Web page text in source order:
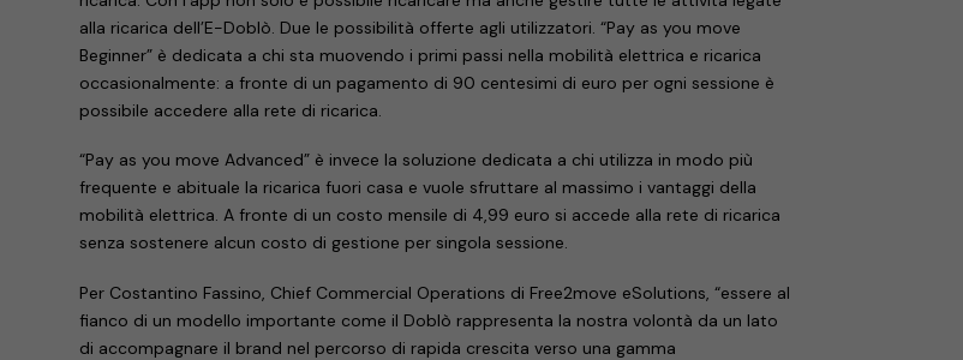
alla ricarica dell’E-Doblò. Due le possibilità offerte agli utilizzatori. “Pay as you move
Beginner” è dedicata a chi sta muovendo i primi passi nella mobilità elettrica e ricarica
occasionalmente: a fronte di un pagamento di 90 centesimi di euro per ogni sessione è
possibile accedere alla rete di ricarica.
“Pay as you move Advanced” è invece la soluzione dedicata a chi utilizza in modo più
frequente e abituale la ricarica fuori casa e vuole sfruttare al massimo i vantaggi della
mobilità elettrica. A fronte di un costo mensile di 4,99 euro si accede alla rete di ricarica
senza sostenere alcun costo di gestione per singola sessione.
Per Costantino Fassino, Chief Commercial Operations di Free2move eSolutions, “essere al
fianco di un modello importante come il Doblò rappresenta la nostra volontà da un lato
di accompagnare il brand nel percorso di rapida crescita verso una gamma